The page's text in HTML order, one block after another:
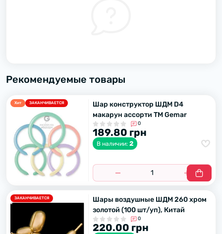
Рекомендуемые товары
Хит ЗАКАНЧИВАЕТСЯ
Шар конструктор ШДМ D4
макарун ассорти ТМ Gemar
0
189.80 грн
В наличии: 2
ЗАКАНЧИВАЕТСЯ
Шары воздушные ШДМ 260 хром
золотой (100 шт/уп), Китай
0
220.00 грн